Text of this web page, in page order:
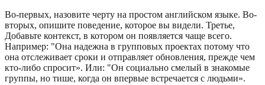
Во-первых, назовите черту на простом английском языке. Во-
вторых, опишите поведение, которое вы видели. Третье,
Добавьте контекст, в котором он появляется чаще всего.
Например: "Она надежна в групповых проектах потому что
она отслеживает сроки и отправляет обновления, прежде чем
кто-либо спросит». Или: "Он социально смелый в знакомые
группы, но тише, когда он впервые встречается с людьми».